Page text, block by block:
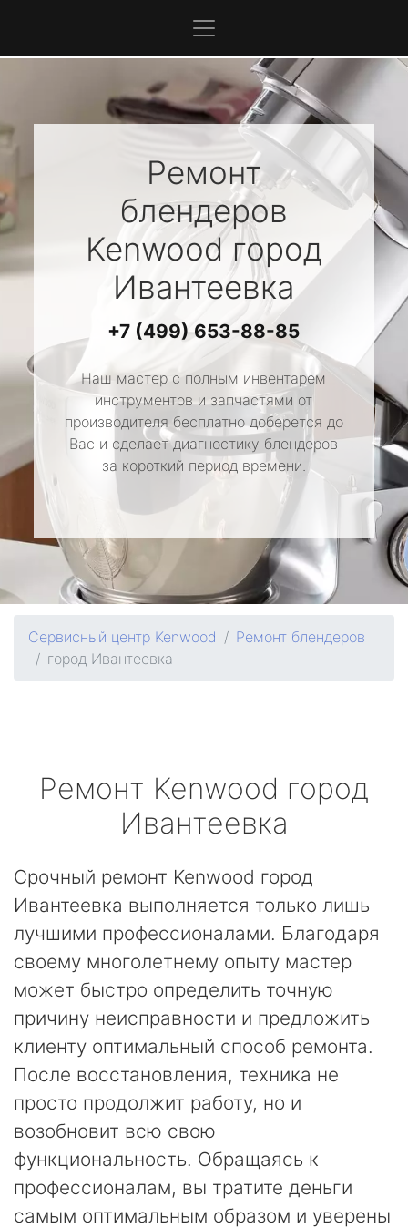
Ремонт
блендеров
Kenwoodгород
Ивантеевка
+7 (499) 653-88-85
Наш мастер с полным инвентарем
инструментов и запчастями от
производителя бесплатно доберется до
Вас и сделает диагностику блендеров
за короткий период времени.
Сервисный центр Kenwood
Ремонт блендеров
город Ивантеевка
Ремонт Kenwood город
Ивантеевка
Срочный ремонт Kenwood город
Ивантеевка выполняется только лишь
лучшими профессионалами. Благодаря
своему многолетнему опыту мастер
может быстро определить точную
причину неисправности и предложить
клиенту оптимальный способ ремонта.
После восстановления, техника не
просто продолжит работу, но и
возобновит всю свою
функциональность. Обращаясь к
профессионалам, вы тратите деньги
самым оптимальным образом и уверены